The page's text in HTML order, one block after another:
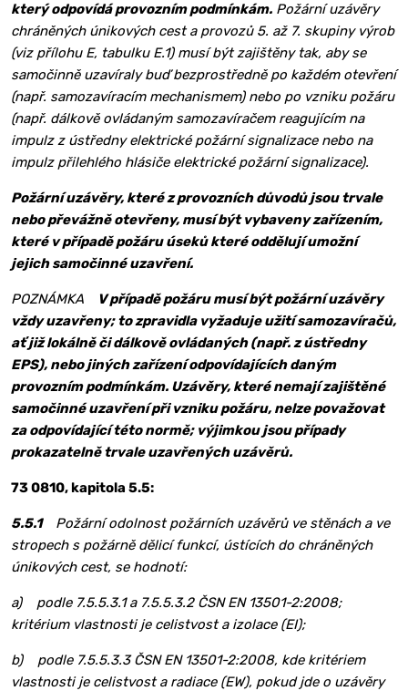
který odpovídá provozním podmínkám.Požární uzávěry
chráněných únikových cest a provozů 5. až 7. skupiny výrob
(viz přílohu E, tabulku E.1) musí být zajištěny tak, aby se
samočinně uzavíraly buď bezprostředně po každém otevření
(např. samozavíracím mechanismem) nebo po vzniku požáru
(např. dálkově ovládaným samozavíračem reagujícím na
impulz z ústředny elektrické požární signalizace nebo na
impulz přilehlého hlásiče elektrické požární signalizace).
Požární uzávěry, které z provozních důvodů jsou trvale
nebo převážně otevřeny, musí být vybaveny zařízením,
které v případě požáru úseků které oddělují umožní
jejich samočinné uzavření.
POZNÁMKA
V případě požáru musí být požární uzávěry
vždy uzavřeny; to zpravidla vyžaduje užití samozavíračů,
ať již lokálně či dálkově ovládaných (např. z ústředny
EPS), nebo jiných zařízení odpovídajících daným
provozním podmínkám. Uzávěry, které nemají zajištěné
samočinné uzavření při vzniku požáru, nelze považovat
za odpovídající této normě; výjimkou jsou případy
prokazatelně trvale uzavřených uzávěrů.
73 0810, kapitola 5.5:
5.5.1Požární odolnost požárních uzávěrů ve stěnách a ve
stropech s požárně dělicí funkcí, ústících do chráněných
únikových cest, se hodnotí:
a) podle 7.5.5.3.1 a 7.5.5.3.2 ČSN EN 13501-2:2008;
kritérium vlastnosti je celistvost a izolace (EI);
b) podle 7.5.5.3.3 ČSN EN 13501-2:2008, kde kritériem
vlastnosti je celistvost a radiace (EW), pokud jde o uzávěry